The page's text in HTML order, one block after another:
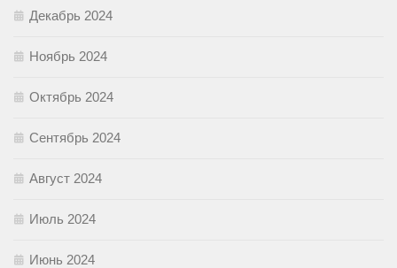
Декабрь 2024
Ноябрь 2024
Октябрь 2024
Сентябрь 2024
Август 2024
Июль 2024
Июнь 2024